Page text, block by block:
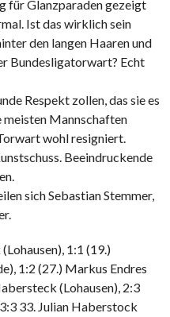
für Glanzparaden gezeigt
Ist das wirklich sein
den langen Haaren und
Bundesligatorwart? Echt
Respekt zollen, das sie es
meisten Mannschaften
wohl resigniert.
Beeindruckende
sich Sebastian Stemmer,
1:1 (19.)
1:2 (27.) Markus Endres
(Lohausen), 2:3
33. Julian Haberstock